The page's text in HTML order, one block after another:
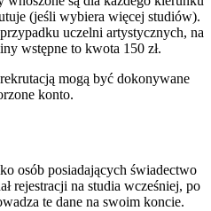
(jeśli wybiera więcej studiów).
uczelni artystycznych, na
wstępne to kwota 150 zł.
mogą być dokonywane
konto.
osób posiadających świadectwo
rejestracji na studia wcześniej, po
te dane na swoim koncie.